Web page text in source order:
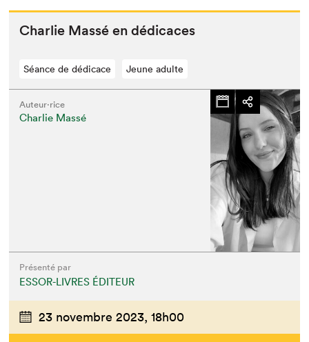
Char­lie Massé en dédicaces
Séance de dédicace Jeune adulte
Auteur·rice
Charlie Massé
Présenté par
ESSOR-LIVRES ÉDITEUR
23 novembre 2023, 18h00